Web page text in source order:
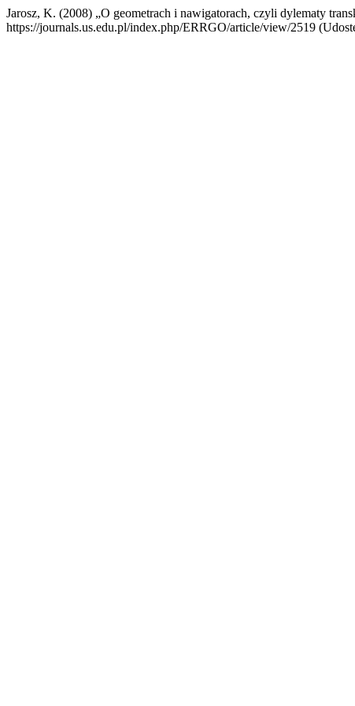
Jarosz, K. (2008) „O geometrach i nawigatorach, czyli dylematy
https://journals.us.edu.pl/index.php/ERRGO/article/view/2519